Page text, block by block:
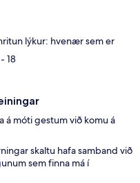
lýkur: hvenær sem er
18
á móti gestum við komu á
skaltu hafa samband við
sem finna má í